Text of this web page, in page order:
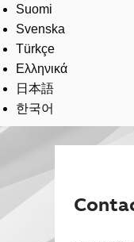
Suomi
Svenska
Türkçe
Ελληνικά
日本語
한국어